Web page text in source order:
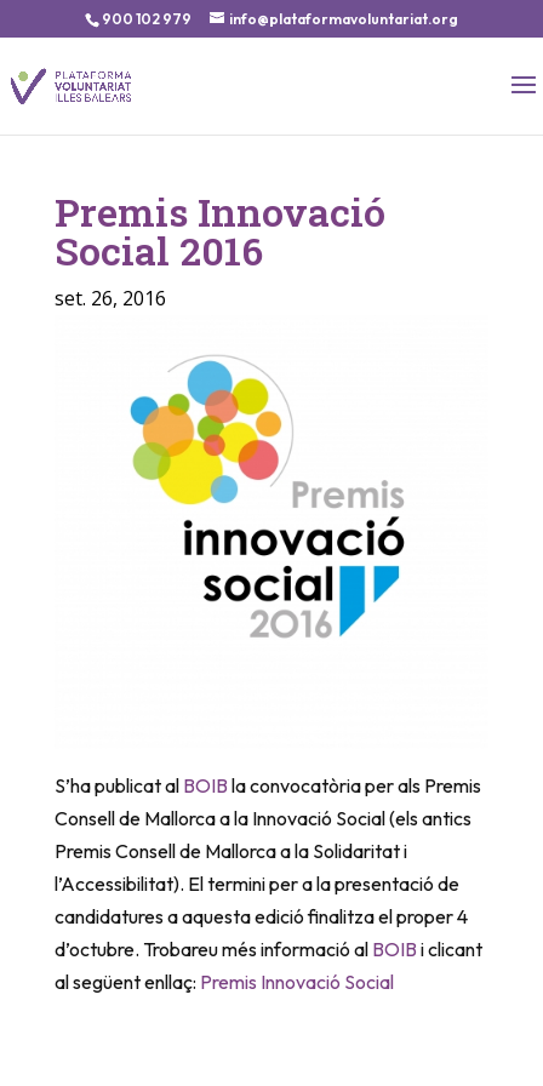
900 102 979 info@plataformavoluntariat.org
Premis Innovació
Social 2016
set. 26, 2016
S’ha publicat al BOIB la convocatòria per als Premis
Consell de Mallorca a la Innovació Social (els antics
Premis Consell de Mallorca a la Solidaritat i
l’Accessibilitat). El termini per a la presentació de
candidatures a aquesta edició finalitza el proper 4
d’octubre. Trobareu més informació al BOIB i clicant
al següent enllaç: Premis Innovació Social